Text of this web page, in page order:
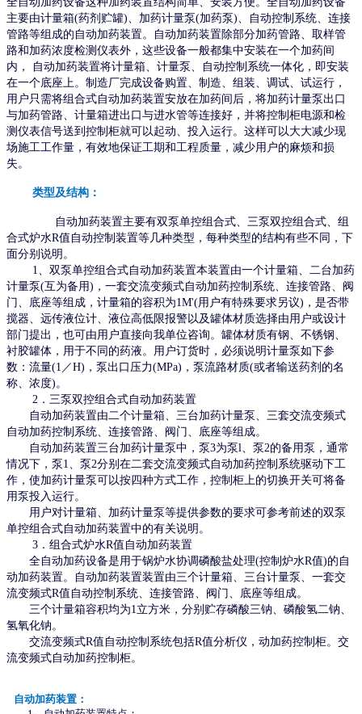
主要由计量箱(药剂贮罐)、加药计量泵(加药泵)、自动控制系统、连接
管路等组成的自动加药装置。自动加药装置除部分加药管路、取样管
路和加药浓度检测仪表外，这些设备一般都集中安装在一个加药间
内， 自动加药装置将计量箱、计量泵、自动控制系统一体化，即安装
在一个底座上。制造厂完成设备购置、制造、组装、调试、试运行，
用户只需将组合式自动加药装置安放在加药间后，将加药计量泵出口
与加药管路、计量箱进出口与进水管等连接好，并将控制柜电源和检
测仪表信号送到控制柜就可以起动、投入运行。这样可以大大减少现
场施工工作量，有效地保证工期和工程质量，减少用户的麻烦和损
失。
类型及结构：
自动加药装置主要有双泵单控组合式、三泵双控组合式、组
合式炉水R值自动控制装置等几种类型，每种类型的结构有些不同，下
面分别说明。
1、双泵单控组合式自动加药装置本装置由一个计量箱、二台加药
计量泵(互为备用)，一套交流变频式自动加药控制系统、连接管路、阀
门、底座等组成，计量箱的容积为1M'(用户有特殊要求另议)，是否带
搅器、远传液位计、液位高低限报警以及罐体材质选择由用户或设计
部门提出，也可由用户直接向我单位咨询。罐体材质有钢、不锈钢、
衬胶罐体，用于不同的药液。用户订货时，必须说明计量泵如下参
数：流量(1／H)，泵出口压力(MPa)，泵流路材质(或者输送药剂的名
称、浓度)。
2．三泵双控组合式自动加药装置
自动加药装置由二个计量箱、三台加药计量泵、三套交流变频式
自动加药控制系统、连接管路、阀门、底座等组成。
自动加药装置三台加药计量泵中，泵3为泵l、泵2的备用泵，通常
情况下，泵1、泵2分别在二套交流变频式自动加药控制系统驱动下工
作，使加药计量泵可以按四种方式工作，控制柜上的切换开关可将备
用泵投入运行。
用户对计量箱、加药计量泵等提供参数的要求可参考前述的双泵
单控组合式自动加药装置中的有关说明。
3．组合式炉水R值自动加药装置
全自动加药设备是用于锅炉水协调磷酸盐处理(控制炉水R值)的自
动加药装置。自动加药装置装置由三个计量箱、三台计量泵、一套交
流变频式R值自动控制系统、连接管路、阀门、底座等组成。
三个计量箱容积均为1立方米，分别贮存磷酸三钠、磷酸氢二钠、
氢氧化钠。
交流变频式R值自动控制系统包括R值分析仪，动加药控制柜。交
流变频式自动加药控制柜。
自动加药装置：